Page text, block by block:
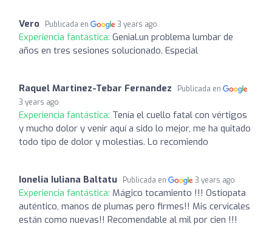
Vero Publicada en 3 years ago
Experiencia fantástica: Genial.un problema lumbar de
años en tres sesiones solucionado. Especial
Raquel Martinez-Tebar Fernandez
Publicada en
3 years ago
Experiencia fantástica: Tenía el cuello fatal con vértigos
y mucho dolor y venir aquí a sido lo mejor, me ha quitado
todo tipo de dolor y molestias. Lo recomiendo
Ionelia Iuliana Baltatu Publicada en 3 years ago
Experiencia fantástica: Mágico tocamiento !!! Ostiopata
auténtico, manos de plumas pero firmes!! Mis cervicales
están como nuevas!! Recomendable al mil por cien !!!